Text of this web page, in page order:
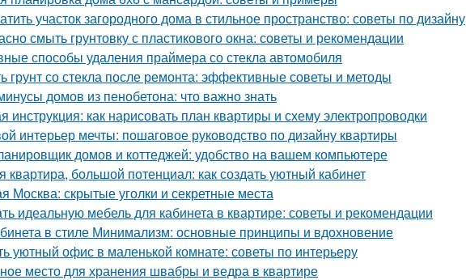
участок загородного дома в стильное пространство: советы по дизайну
смыть грунтовку с пластикового окна: советы и рекомендации
способы удаления праймера со стекла автомобиля
грунт со стекла после ремонта: эффективные советы и методы
домов из пенобетона: что важно знать
инструкция: как нарисовать план квартиры и схему электропроводки
интерьер мечты: пошаговое руководство по дизайну квартиры
домов и коттеджей: удобство на вашем компьютере
квартира, большой потенциал: как создать уютный кабинет
Москва: скрытые уголки и секретные места
идеальную мебель для кабинета в квартире: советы и рекомендации
в стиле Минимализм: основные принципы и вдохновение
уютный офис в маленькой комнате: советы по интерьеру
место для хранения швабры и ведра в квартире